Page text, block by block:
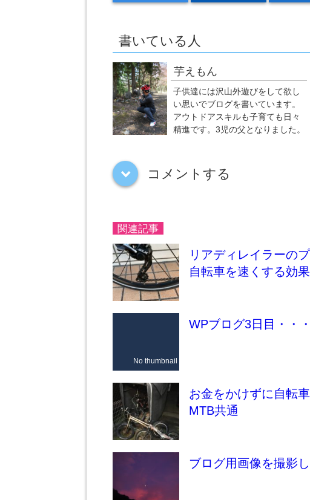
書いている人
芋えもん
子供達には沢山外遊びをして欲し
い思いでブログを書いています。
アウトドアスキルも子育ても日々
精進です。3児の父となりました。
down コメントする
関連記事
リアディレイラーの
自転車を速くする効
No thumbnail
WPブログ3日目・・
お金をかけずに自転
MTB共通
ブログ用画像を撮影